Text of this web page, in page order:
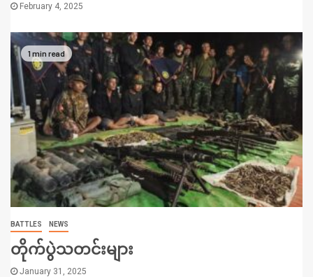
February 4, 2025
1 min read
BATTLES NEWS
တိုက်ပွဲသတင်းများ
January 31, 2025